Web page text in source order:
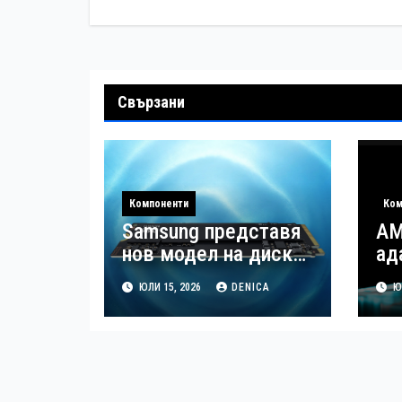
Свързани
Компоненти
Samsung представя
нов модел на диска
990 SSD с висока
производителност
иподобрена
ЮЛИ 15, 2026 DENICA